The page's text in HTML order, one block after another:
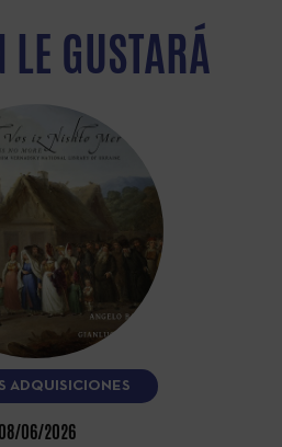
GUSTARÁ
ADQUISICIONES
08/06/2026